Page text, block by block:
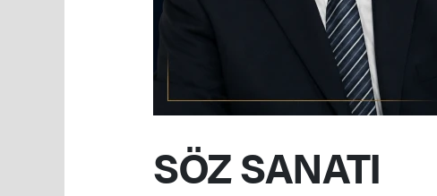
SÖZ SANATI